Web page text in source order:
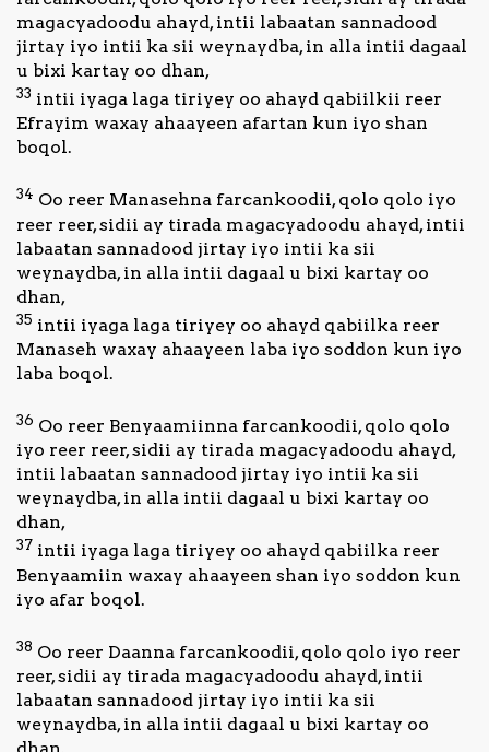
magacyadoodu ahayd, intii labaatan sannadood
jirtay iyo intii ka sii weynaydba, in alla intii dagaal
u bixi kartay oo dhan,
33 intii iyaga laga tiriyey oo ahayd qabiilkii reer
Efrayim waxay ahaayeen afartan kun iyo shan
boqol.
34 Oo reer Manasehna farcankoodii, qolo qolo iyo
reer reer, sidii ay tirada magacyadoodu ahayd, intii
labaatan sannadood jirtay iyo intii ka sii
weynaydba, in alla intii dagaal u bixi kartay oo
dhan,
35 intii iyaga laga tiriyey oo ahayd qabiilka reer
Manaseh waxay ahaayeen laba iyo soddon kun iyo
laba boqol.
36 Oo reer Benyaamiinna farcankoodii, qolo qolo
iyo reer reer, sidii ay tirada magacyadoodu ahayd,
intii labaatan sannadood jirtay iyo intii ka sii
weynaydba, in alla intii dagaal u bixi kartay oo
dhan,
37 intii iyaga laga tiriyey oo ahayd qabiilka reer
Benyaamiin waxay ahaayeen shan iyo soddon kun
iyo afar boqol.
38 Oo reer Daanna farcankoodii, qolo qolo iyo reer
reer, sidii ay tirada magacyadoodu ahayd, intii
labaatan sannadood jirtay iyo intii ka sii
weynaydba, in alla intii dagaal u bixi kartay oo